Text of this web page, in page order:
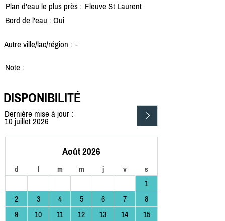
Plan d'eau le plus près : Fleuve St Laurent
Bord de l'eau : Oui
Autre ville/lac/région : -
Note :
DISPONIBILITÉ
Dernière mise à jour :
10 juillet 2026
Août 2026
d l m m j v s
1
2
3 4 5 6 7
8
9
10 11 12 13 14
15